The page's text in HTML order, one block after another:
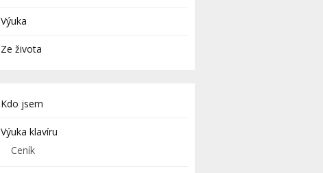
Výuka
Ze života
Kdo jsem
Výuka klavíru
Ceník